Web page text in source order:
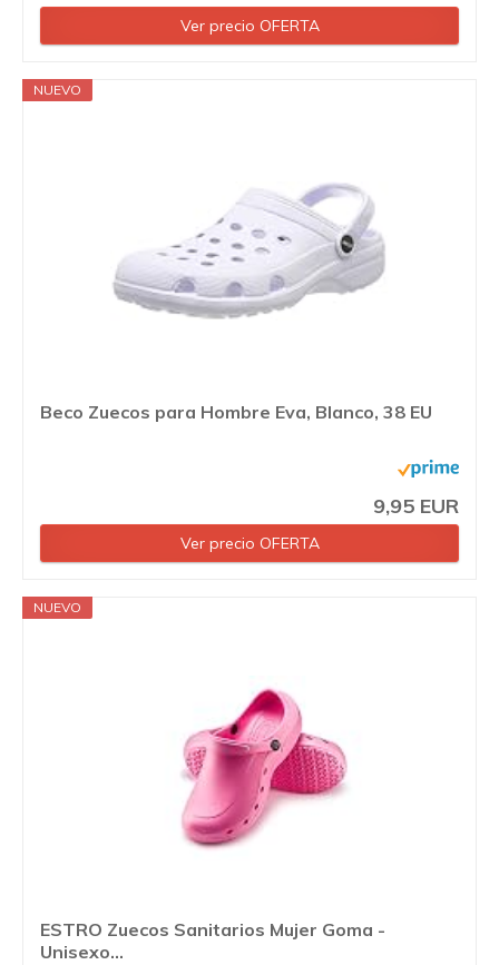
Ver precio OFERTA
NUEVO
Beco Zuecos para Hombre Eva, Blanco, 38 EU
9,95 EUR
Ver precio OFERTA
NUEVO
ESTRO Zuecos Sanitarios Mujer Goma -
Unisexo...